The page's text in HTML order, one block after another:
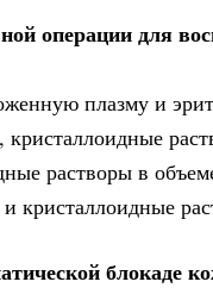
операции для
плазму и
кристаллоидные
растворы в
кристаллоидные
блокаде